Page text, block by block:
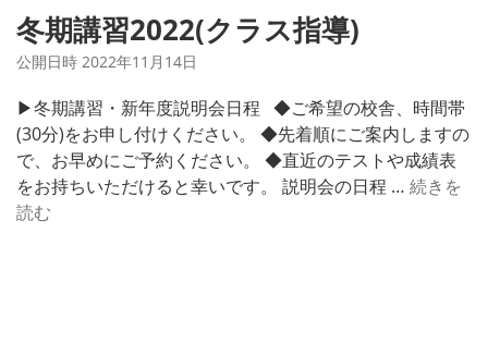
習
2
0
2
（個
別
指
冬期講習2022(クラス指導)
公開日時 2022年11月14日
▶冬期講習・新年度説明会日程 ◆ご希望の校舎、時間帯
(30分)をお申し付けください。 ◆先着順にご案内しますの
で、お早めにご予約ください。 ◆直近のテストや成績表
をお持ちいただけると幸いです。 説明会の日程 … 続きを
読む